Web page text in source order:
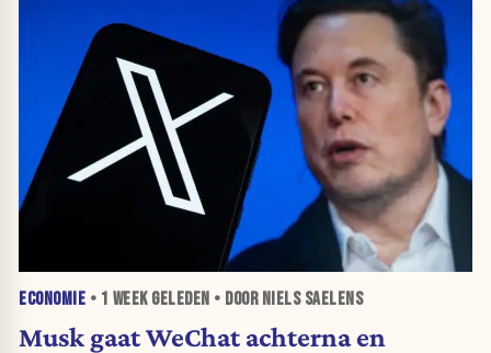
ECONOMIE • 1 WEEKGELEDEN • DOOR NIELS SAELENS
Musk gaat WeChat achterna en